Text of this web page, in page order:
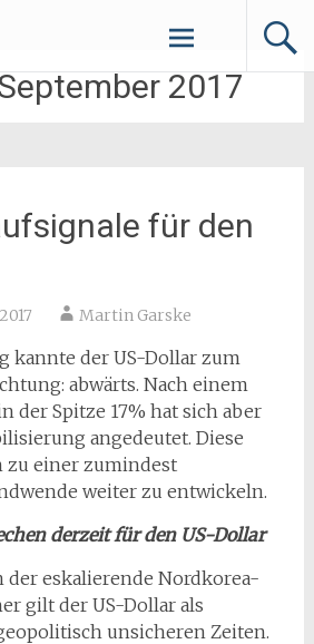
2017
für den
Martin Garske
kannte der US-Dollar zum
abwärts. Nach einem
der Spitze 17% hat sich aber
angedeutet. Diese
zu einer zumindest
weiter zu entwickeln.
derzeit für den US-Dollar
der eskalierende Nordkorea-
gilt der US-Dollar als
unsicheren Zeiten.